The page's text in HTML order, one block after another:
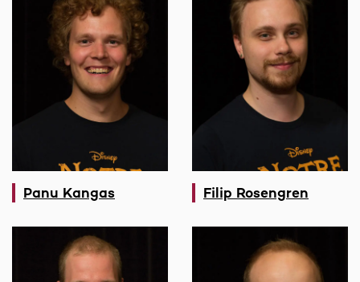
Panu Kangas Filip Rosengren